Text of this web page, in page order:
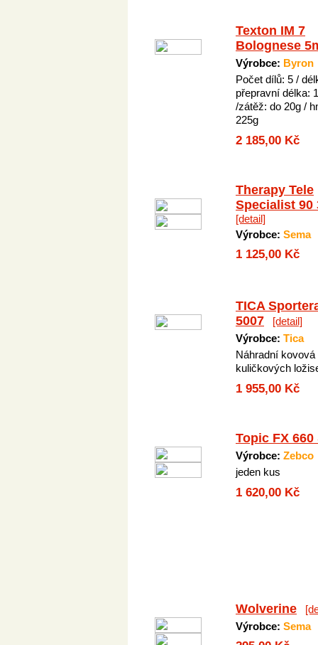
Texton IM 7
Bolognese
Výrobce: Byron
Počet dílů: 5 /
přepravní délka:
/zátěž: do 20g /
225g
2 185,00 Kč
Therapy Tele
Specialist 90
[detail]
Výrobce: Sema
1 125,00 Kč
TICA
5007
[detail]
Výrobce: Tica
Náhradní
kuličkových
1 955,00 Kč
Topic FX
Výrobce: Zebco
jeden kus
1 620,00 Kč
Wolverine
Výrobce: Sema